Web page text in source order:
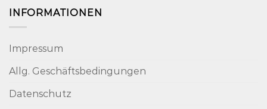
INFORMATIONEN
Impressum
Allg. Geschäftsbedingungen
Datenschutz